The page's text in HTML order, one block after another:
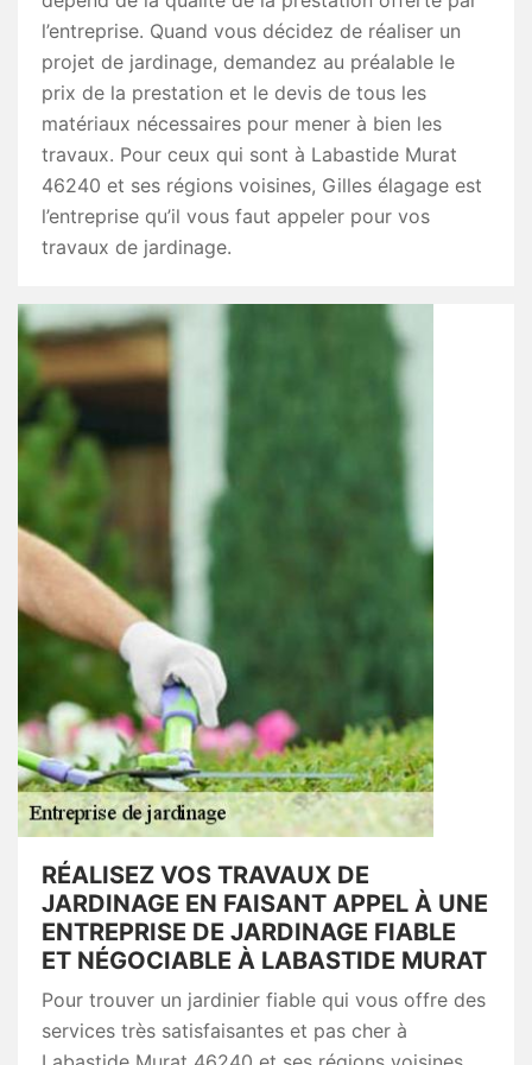
l’entreprise. Quand vous décidez de réaliser un
projet de jardinage, demandez au préalable le
prix de la prestation et le devis de tous les
matériaux nécessaires pour mener à bien les
travaux. Pour ceux qui sont à Labastide Murat
46240 et ses régions voisines, Gilles élagage est
l’entreprise qu’il vous faut appeler pour vos
travaux de jardinage.
RÉALISEZ VOS TRAVAUX DE
JARDINAGE EN FAISANT APPEL À UNE
ENTREPRISE DE JARDINAGE FIABLE
ET NÉGOCIABLE À LABASTIDE MURAT
Pour trouver un jardinier fiable qui vous offre des
services très satisfaisantes et pas cher à